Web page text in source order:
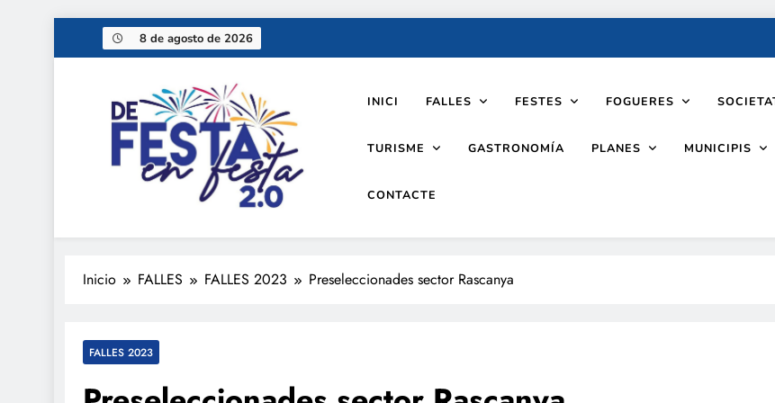
8 de agosto de 2026
De festa en festa 2.0
INICI FALLES FESTES FOGUERES
TURISME GASTRONOMÍA PLANES MUNICIPIS
CONTACTE
Inicio FALLES FALLES 2023 Preseleccionades sector Rascanya
FALLES 2023